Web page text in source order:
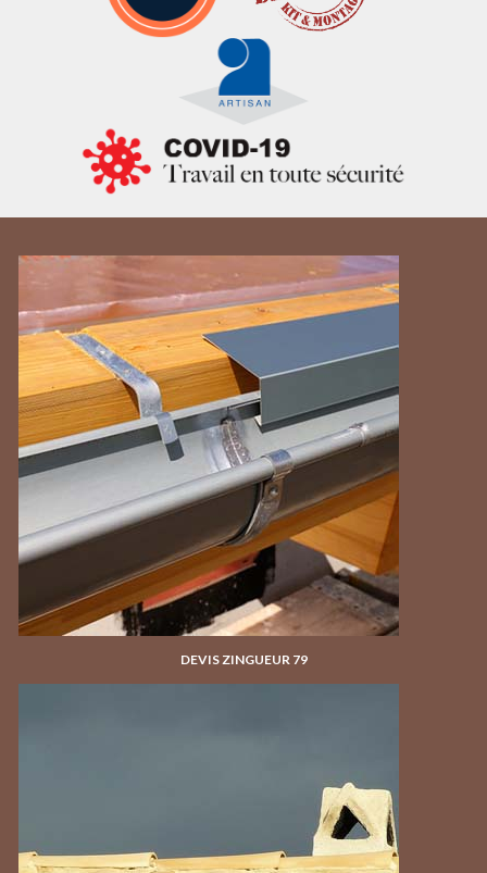
DEVIS ZINGUEUR 79